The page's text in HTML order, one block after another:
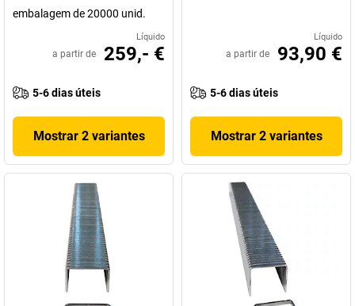
embalagem de 20000 unid.
Líquido
a partir de 259,- €
5-6 dias úteis
Mostrar 2 variantes
Líquido
a partir de 93,90 €
5-6 dias úteis
Mostrar 2 variantes